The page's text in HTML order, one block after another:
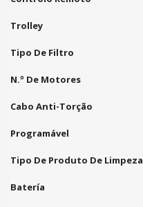
Trolley
Tipo De Filtro
N.º De Motores
Cabo Anti-Torção
Programável
Tipo De Produto De Limpeza
Batería